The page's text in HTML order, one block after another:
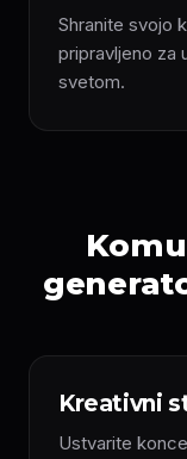
Shranite svojo
pripravljeno za
svetom.
Kreativni
Ustvarite